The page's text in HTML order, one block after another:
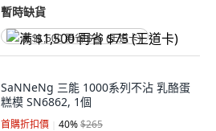
暫時缺貨
满 $1,500 再省 $75 (王道卡)
SaNNeNg 三能 1000系列不沾 乳酪蛋
糕模 SN6862, 1個
首購折扣價 40%$265